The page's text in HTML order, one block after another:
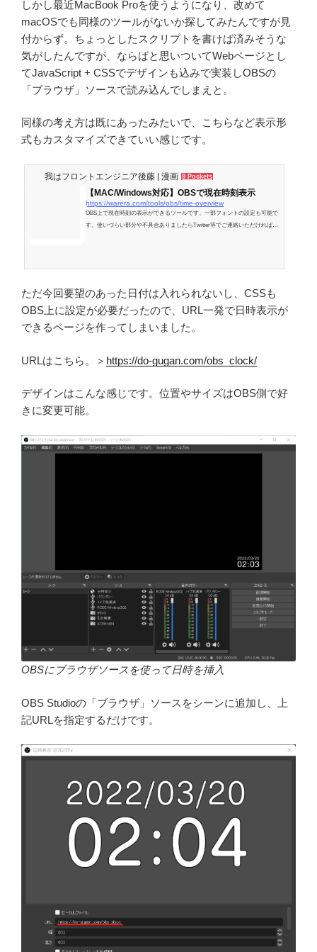
しかし最近MacBook Proを使うようになり、改めて
macOSでも同様のツールがないか探してみたんですが見
付からず。ちょっとしたスクリプトを書けば済みそうな
気がしたんですが、ならばと思いついてWebページとし
てJavaScript + CSSでデザインも込みで実装しOBSの
「ブラウザ」ソースで読み込んでしまえと。
同様の考え方は既にあったみたいで、こちらなど表示形
式もカスタマイズできていい感じです。
我はフロントエンジニア後藤 | 漫画 8 Pockets
【MAC/Windows対応】OBSで現在時刻表示
https://warera.com/tools/obs/time-overview
OBS上で現在時刻の表示ができるツールです。一部フォントの設定も可能で
す。使いづらい部分や不具合ありましたらTwitter等でご連絡いただければと
ただ今回要望のあった日付は入れられないし、CSSも
OBS上に設定が必要だったので、URL一発で日時表示が
できるページを作ってしまいました。
URLはこちら。＞ https://do-gugan.com/obs_clock/
デザインはこんな感じです。位置やサイズはOBS側で好
きに変更可能。
OBSにブラウザソースを使って日時を挿入
OBS Studioの「ブラウザ」ソースをシーンに追加し、上
記URLを指定するだけです。